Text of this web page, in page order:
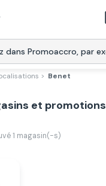
> Benet
et promotions
1 magasin(-s)